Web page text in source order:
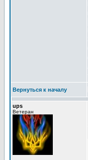
Вернуться к началу
ups
Ветеран